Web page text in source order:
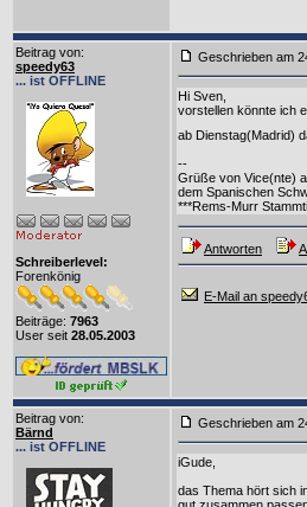
Beitrag von:
speedy63
... ist OFFLINE
Schreiberlevel:
Forenkönig
Beiträge: 7963
User seit 28.05.2003
Geschrieben
Hi Sven,
vorstellen könnte ich
ab Dienstag(Madrid)
--
Grüße von Vice(nte)
dem Spanischen
***Rems-Murr
Antworten
E-Mail an
Beitrag von:
Bärnd
... ist OFFLINE
Geschrieben
iGude,
das Thema hört sich